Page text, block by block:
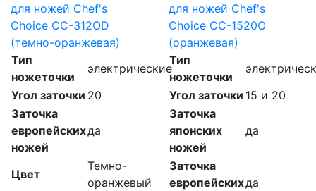
для ножей Chef's
Choice CC-312OD
(темно-оранжевая)
Тип
ножеточки
электрические
Угол заточки 20
Заточка
европейских
ножей
да
Цвет
Темно-
оранжевый
для ножей Chef's
Choice CC-1520O
(оранжевая)
Тип
ножеточки
Угол заточки 15 и 20
Заточка
японских
ножей
да
Заточка
европейскихда